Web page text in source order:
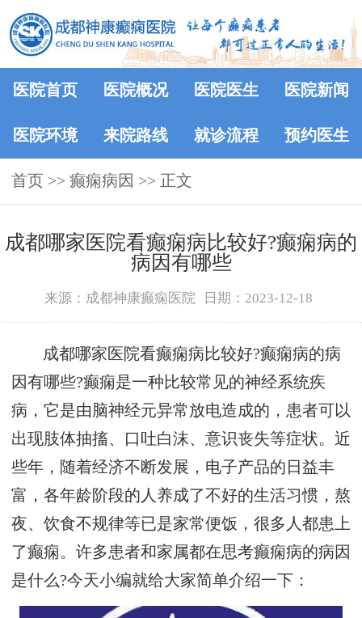
医院首页 医院概况 医院医生 医院新闻
医院环境 来院路线 就诊流程 预约医生
首页 >> 癫痫病因 >> 正文
成都哪家医院看癫痫病比较好?癫痫病的
病因有哪些
来源：成都神康癫痫医院 日期：2023-12-18
成都哪家医院看癫痫病比较好?癫痫病的病
因有哪些?癫痫是一种比较常见的神经系统疾
病，它是由脑神经元异常放电造成的，患者可以
出现肢体抽搐、口吐白沫、意识丧失等症状。近
些年，随着经济不断发展，电子产品的日益丰
富，各年龄阶段的人养成了不好的生活习惯，熬
夜、饮食不规律等已是家常便饭，很多人都患上
了癫痫。许多患者和家属都在思考癫痫病的病因
是什么?今天小编就给大家简单介绍一下：